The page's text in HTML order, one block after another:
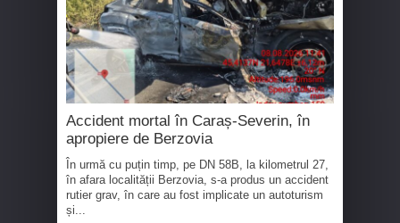
Accident mortal în Caraș-Severin, în
apropiere de Berzovia
În urmă cu puțin timp, pe DN 58B, la kilometrul 27,
în afara localității Berzovia, s-a produs un accident
rutier grav, în care au fost implicate un autoturism
și...